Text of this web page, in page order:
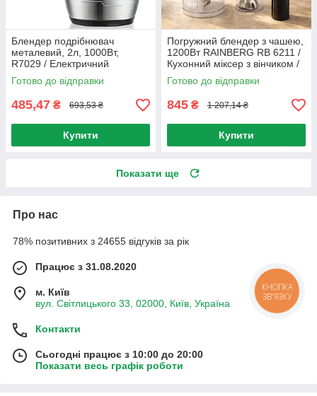
Блендер подрібнювач
металевий, 2л, 1000Вт,
R7029 / Електричний
кухонний подрібнювач з
чашею
Готово до відправки
485,47 ₴ 693,53 ₴
Купити
Погружний блендер з чашею,
1200Вт RAINBERG RB 6211 /
Кухонний міксер з вінчиком /
Блендер подрібнювач
Готово до відправки
845 ₴ 1 207,14 ₴
Купити
Показати ще
Про нас
78% позитивних з 24655 відгуків за рік
Працює з 31.08.2020
м. Київ
вул. Світлицького 33, 02000, Київ, Україна
Контакти
Сьогодні працює з 10:00 до 20:00
Показати весь графік роботи
КНОПКА
ЗВ'ЯЗКУ